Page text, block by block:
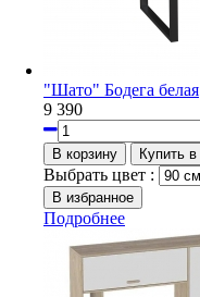
"Шато" Бодега белая
9 390
Выбрать цвет :
Подробнее